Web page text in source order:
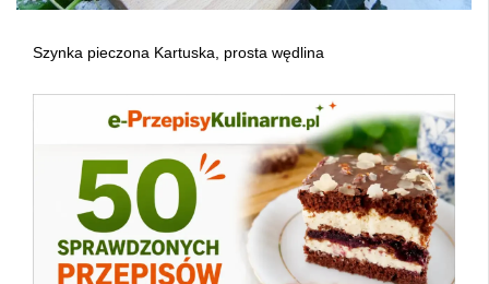
Szynka pieczona Kartuska, prosta wędlina